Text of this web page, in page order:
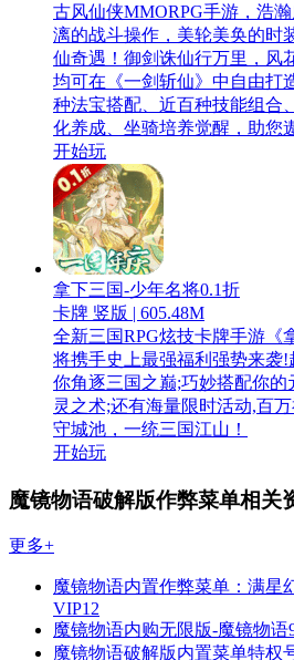
古风仙侠MMORPG手游，浩
漓的战斗操作，美轮美奂的时
仙奇遇！御剑诛仙行万里，风
均可在《一剑斩仙》中自由打
种法宝搭配、近百种技能组合
化养成、坐骑培养觉醒，助您
开始玩
拿下三国-少年名将0.1折
卡牌 竖版 | 605.48M
全新三国RPG炫技卡牌手游《
将携手史上最强福利强势来袭
你角逐三国之巅;巧妙搭配你
灵之术;还有海量限时活动,百
守城池，一统三国江山！
开始玩
魔镜物语破解版作弊菜单相关
更多+
魔镜物语内置作弊菜单：满星
VIP12
魔镜物语内购无限版-魔镜物语
魔镜物语破解版内置菜单特权